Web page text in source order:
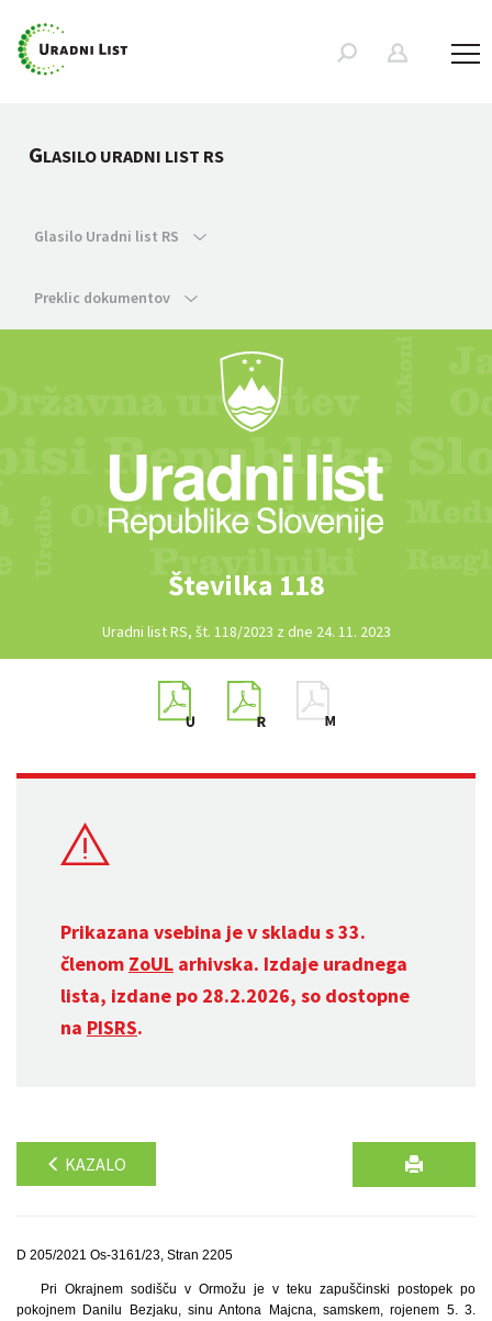
GLASILO URADNI LIST RS
Glasilo Uradni list RS
Preklic dokumentov
Številka 118
Uradni list RS, št. 118/2023 z dne 24. 11. 2023
Prikazana vsebina je v skladu s 33.
členom ZoUL arhivska. Izdaje uradnega
lista, izdane po 28.2.2026, so dostopne
na PISRS.
KAZALO
D 205/2021 Os-3161/23, Stran 2205
Pri Okrajnem sodišču v Ormožu je v teku zapuščinski postopek po
pokojnem Danilu Bezjaku, sinu Antona Majcna, samskem, rojenem 5. 3.